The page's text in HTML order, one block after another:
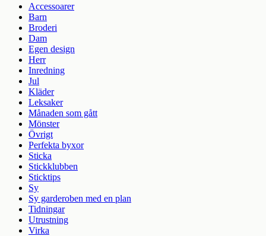
Accessoarer
Barn
Broderi
Dam
Egen design
Herr
Inredning
Jul
Kläder
Leksaker
Månaden som gått
Mönster
Övrigt
Perfekta byxor
Sticka
Stickklubben
Sticktips
Sy
Sy garderoben med en plan
Tidningar
Utrustning
Virka